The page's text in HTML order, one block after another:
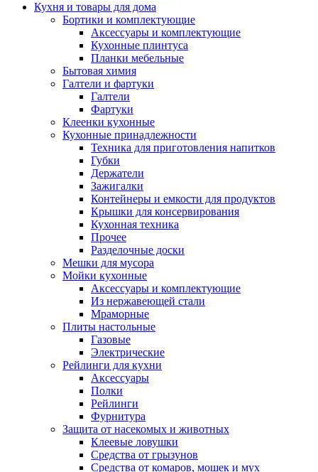
Кухня и товары для дома
Бортики и комплектующие
Аксессуары и комплектующие
Кухонные плинтуса
Планки мебельные
Бытовая химия
Галтели и фартуки
Галтели
Фартуки
Клеенки кухонные
Кухонные принадлежности
Техника для приготовления напитков
Губки
Держатели
Зажигалки
Контейнеры и емкости для продуктов
Крышки для консервирования
Кухонная техника
Прочее
Разделочные доски
Мешки для мусора
Мойки кухонные
Аксессуары и комплектующие
Из нержавеющей стали
Мраморные
Плиты настольные
Газовые
Электрические
Рейлинги для кухни
Аксессуары
Полки
Рейлинги
Фурнитура
Защита от насекомых и животных
Клеевые ловушки
Средства от грызунов
Средства от комаров, мошек и мух